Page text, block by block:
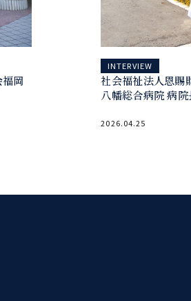
岡
INTERVIEW
社会福祉法人恩賜
八幡総合病院 病
2026.04.25